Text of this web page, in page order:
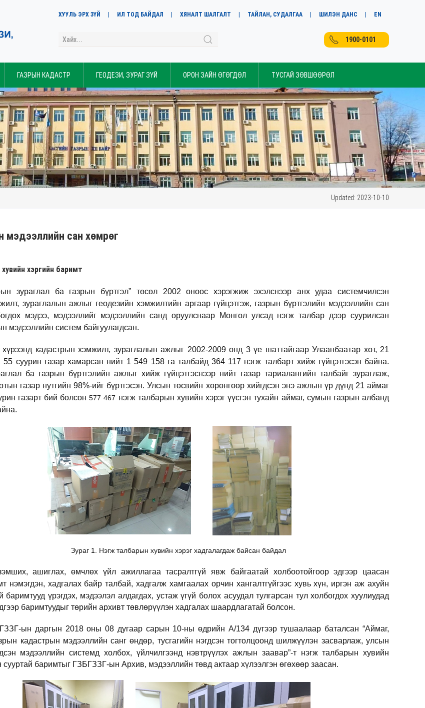
ХУУЛЬ ЭРХ ЗҮЙ ИЛ ТОД БАЙДАЛ ХЯНАЛТ ШАЛГАЛТ ТАЙЛАН, СУДАЛГАА ШИЛЭН ДАНС EN
1900-0101
ГАЗРЫН КАДАСТР ГЕОДЕЗИ, ЗУРАГ ЗҮЙ ОРОН ЗАЙН ӨГӨГДӨЛ ТУСГАЙ ЗӨВШӨӨРӨЛ
Updated: 2023-10-10
мэдээллийн сан хөмрөг
хэргийн баримт
зураглал ба газрын бүртгэл” төсөл 2002 оноос хэрэгжиж эхэлснээр анх удаа системчилсэн
зураглалын ажлыг геодезийн хэмжилтийн аргаар гүйцэтгэж, газрын бүртгэлийн мэдээллийн сан
мэдээ, мэдээллийг мэдээллийн санд оруулснаар Монгол улсад нэгж талбар дээр суурилсан
мэдээллийн систем байгуулагдсан.
кадастрын хэмжилт, зураглалын ажлыг 2002-2009 онд 3 үе шаттайгаар Улаанбаатар хот, 21
55 суурин газар хамарсан нийт 1 549 158 га талбайд 364 117 нэгж талбарт хийж гүйцэтгэсэн байна.
ба газрын бүртгэлийн ажлыг хийж гүйцэтгэснээр нийт газар тариалангийн талбайг зураглаж,
газар нутгийн 98%-ийг бүртгэсэн. Улсын төсвийн хөрөнгөөр хийгдсэн энэ ажлын үр дүнд 21 аймаг
газарт бий болсон577 467 нэгж талбарын хувийн хэрэг үүсгэн тухайн аймаг, сумын газрын албанд
Зураг 1. Нэгж талбарын хувийн хэрэг хадгалагдаж байсан байдал
ашиглах, өмчлөх үйл ажиллагаа тасралтгүй явж байгаатай холбоотойгоор эдгээр цаасан
нэмэгдэн, хадгалах байр талбай, хадгалж хамгаалах орчин хангалтгүйгээс хувь хүн, иргэн аж ахуйн
баримтууд үрэгдэх, мэдээлэл алдагдах, устаж үгүй болох асуудалтулгарсан тул холбогдох хуулиудад
баримтуудыг төрийн архивт төвлөрүүлэн хадгалах шаардлагатай болсон.
ын даргын 2018 оны 08 дугаар сарын 10-ны өдрийн А/134 дүгээр тушаалаар баталсан “Аймаг,
кадастрын мэдээллийн санг өндөр, тусгагийн нэгдсэн тогтолцоонд шилжүүлэн засварлаж, улсын
мэдээллийн системд холбох, үйлчилгээнд нэвтрүүлэх ажлын заавар”-т нэгж талбарын хувийн
сууртай баримтыг ГЗБГЗЗГ-ын Архив, мэдээллийн төвд актаар хүлээлгэн өгөхөөр заасан.